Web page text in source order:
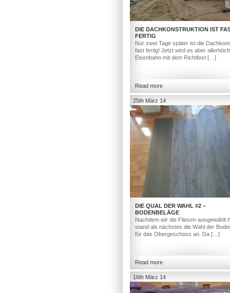
DIE DACHKONSTRUKTION IST
FERTIG
Nur zwei Tage später ist die
fast fertig! Jetzt wird es aber
Eisenbahn mit dem Richtfest […]
Read more
25th März 14
DIE QUAL DER WAHL #2 –
BODENBELÄGE
Nachdem wir die Fliesen ausgewählt
stand als nächstes die Wahl der
für das Obergeschoss an. Da […]
Read more
16th März 14